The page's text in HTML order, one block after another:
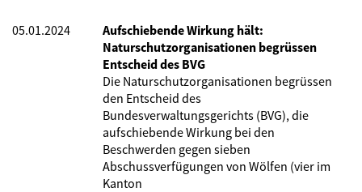
05.01.2024
Aufschiebende Wirkung hält:
Naturschutzorganisationen begrüssen
Entscheid des BVG
Die Naturschutzorganisationen begrüssen
den Entscheid des
Bundesverwaltungsgerichts (BVG), die
aufschiebende Wirkung bei den
Beschwerden gegen sieben
Abschussverfügungen von Wölfen (vier im
Kanton